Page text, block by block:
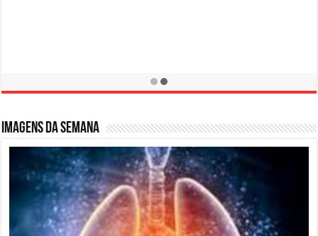
Imagens da semana